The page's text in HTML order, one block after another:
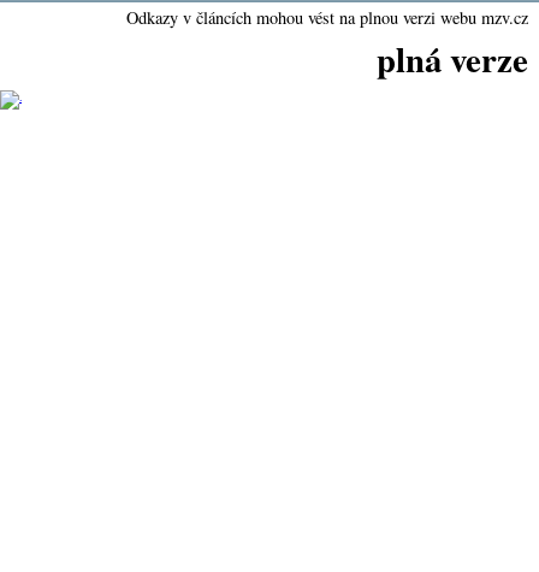
Odkazy v článcích mohou vést na plnou verzi webu mzv.cz
plná verze